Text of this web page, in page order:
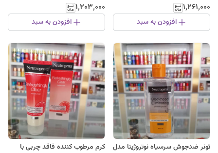
Neutrogena 200ML
۱٬۲۶۱٬۰۰۰
افزودن به سبد
۱٬۲۰۳٬۰۰۰
افزودن به سبد
تونر ضدجوش سرسیاه نوتروژینا مدل
کرم مرطوب کننده فاقد چربی با